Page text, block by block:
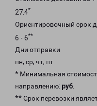
27.4*
Ориентировочный срок
6 - 6**
Дни отправки
пн, ср, чт, пт
* Минимальная
направлению: руб.
** Срок перевозки